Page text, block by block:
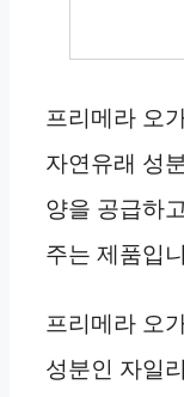
프리메라 오
자연유래 성
양을 공급하
주는 제품입
프리메라 오
성분인 자일